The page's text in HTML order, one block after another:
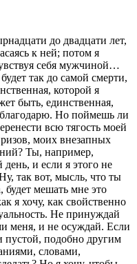
до двадцати лет,
к ней; потом я
себя мужчиной…
так до самой смерти,
которой я
быть, един­ственная,
рю. Но поймешь ли
всю тягость моей
моих внезапных
Ты, например,
и если я этого не
так вот, мысль, что ты
будет мешать мне это
я хочу, как свойственно
Не принуждай
меня, и не осуждай. Если
пустой, подобно другим
сло­вами,